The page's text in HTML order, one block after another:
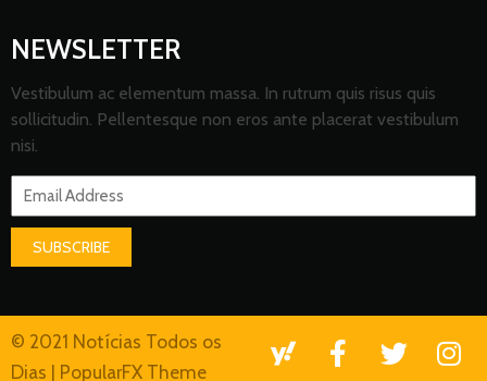
NEWSLETTER
Vestibulum ac elementum massa. In rutrum quis risus quis
sollicitudin. Pellentesque non eros ante placerat vestibulum
nisi.
SUBSCRIBE
© 2021 Notícias Todos os
Dias | PopularFX Theme